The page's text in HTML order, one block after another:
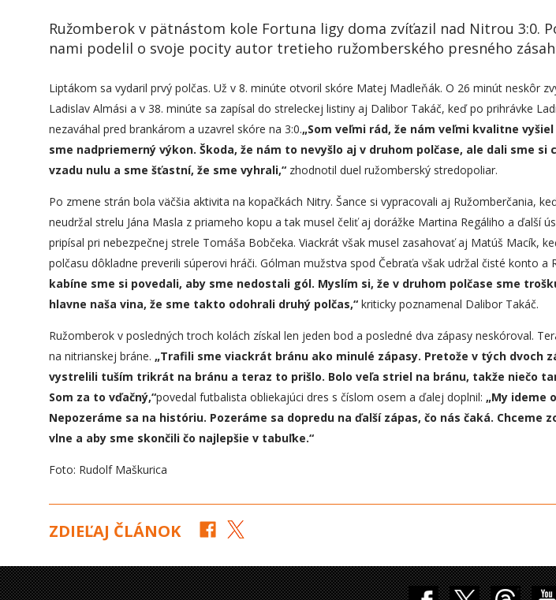
Ružomberok v pätnástom kole Fortuna ligy doma zvíťazil nad Nitrou 3:0.
nami podelil o svoje pocity autor tretieho ružomberského presného
Liptákom sa vydaril prvý polčas. Už v 8. minúte otvoril skóre Matej Madleňák. O 26 minút neskôr
Ladislav Almási a v 38. minúte sa zapísal do streleckej listiny aj Dalibor Takáč, keď po prihrávke
nezaváhal pred brankárom a uzavrel skóre na 3:0.„Som veľmi rád, že nám veľmi kvalitne
sme nadpriemerný výkon. Škoda, že nám to nevyšlo aj v druhom polčase, ale dali sme si
vzadu nulu a sme šťastní, že sme vyhrali,“ zhodnotil duel ružomberský stredopoliar.
Po zmene strán bola väčšia aktivita na kopačkách Nitry. Šance si vypracovali aj Ružomberčania,
neudržal strelu Jána Masla z priameho kopu a tak musel čeliť aj dorážke Martina Regáliho a ďalší
pripísal pri nebezpečnej strele Tomáša Bobčeka. Viackrát však musel zasahovať aj Matúš Macík,
polčasu dôkladne preverili súperovi hráči. Gólman mužstva spod Čebraťa však udržal čisté konto a
kabíne sme si povedali, aby sme nedostali gól. Myslím si, že v druhom polčase sme
hlavne naša vina, že sme takto odohrali druhý polčas,“ kriticky poznamenal Dalibor Takáč.
Ružomberok v posledných troch kolách získal len jeden bod a posledné dva zápasy neskóroval.
na nitrianskej bráne. „Trafili sme viackrát bránu ako minulé zápasy. Pretože v tých dvoch
vystrelili tuším trikrát na bránu a teraz to prišlo. Bolo veľa striel na bránu, takže niečo
Som za to vďačný,“povedal futbalista obliekajúci dres s číslom osem a ďalej doplnil: „My ideme
Nepozeráme sa na históriu. Pozeráme sa dopredu na ďalší zápas, čo nás čaká. Chceme
vlne a aby sme skončili čo najlepšie v tabuľke.“
Foto: Rudolf Maškurica
ZDIEĽAJ ČLÁNOK